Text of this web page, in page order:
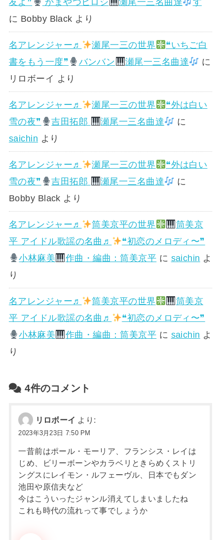
友よ❞ かまやつヒロシ 瀬尾一三名曲達
す
に Bobby Black より
名アレンジャー♬ 瀬尾一三の世界
❝いちご白
書をもう一度❞
バンバン 瀬尾一三名曲達
に
リロボーイ より
名アレンジャー♬ 瀬尾一三の世界
❝外は白い
雪の夜❞
吉田拓郎 瀬尾一三名曲達
に
saichin より
名アレンジャー♬ 瀬尾一三の世界
❝外は白い
雪の夜❞
吉田拓郎 瀬尾一三名曲達
に
Bobby Black より
名アレンジャー♬ 筒美京平の世界
筒美京
平 アイドル歌謡の名曲♬
❝初恋のメロディ〜❞
小林麻美
作曲・編曲：筒美京平 に saichin よ
り
名アレンジャー♬ 筒美京平の世界
筒美京
平 アイドル歌謡の名曲♬
❝初恋のメロディ〜❞
小林麻美
作曲・編曲：筒美京平 に saichin よ
り
4件のコメント
リロボーイ より:
2023年3月23日 7:50 PM
一昔前はポール・モーリア、フランシス・レイは
じめ、ビリーボーンやカラベリときらめくストリ
ングスにレイモン・ルフェーヴル、日本でもダン
池田や原信夫など
今はこういったジャンル消えてしまいましたね
これも時代の流れって事でしょうか